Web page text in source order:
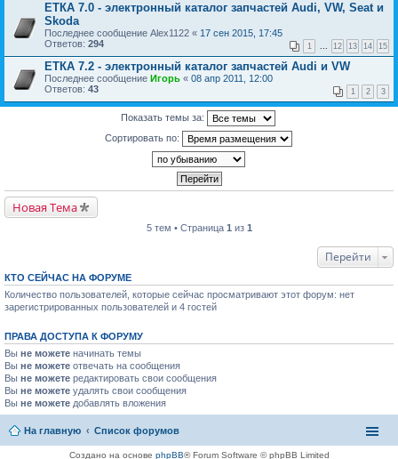
ЕТКА 7.0 - электронный каталог запчастей Audi, VW, Seat и
Skoda
Последнее сообщение Alex1122 « 17 сен 2015, 17:45
Ответов: 294 1 ... 12 13 14 15
ЕТКА 7.2 - электронный каталог запчастей Audi и VW
Последнее сообщение Игорь « 08 апр 2011, 12:00
Ответов: 43 1 2 3
Показать темы за:
Сортировать по:
Новая Тема
5 тем • Страница 1 из 1
Перейти
КТО СЕЙЧАС НА ФОРУМЕ
Количество пользователей, которые сейчас просматривают этот форум: нет
зарегистрированных пользователей и 4 гостей
ПРАВА ДОСТУПА К ФОРУМУ
Вы не можете начинать темы
Вы не можете отвечать на сообщения
Вы не можете редактировать свои сообщения
Вы не можете удалять свои сообщения
Вы не можете добавлять вложения
На главную Список форумов
Создано на основе phpBB® Forum Software © phpBB Limited